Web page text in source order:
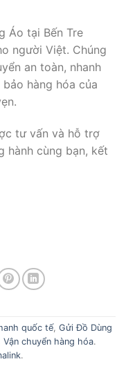
Áo tại Bến Tre
người Việt. Chúng
an toàn, nhanh
hàng hóa của
tư vấn và hỗ trợ
hành cùng bạn, kết
quốc tế, Gửi Đồ Dùng
Vận chuyển hàng hóa.
.